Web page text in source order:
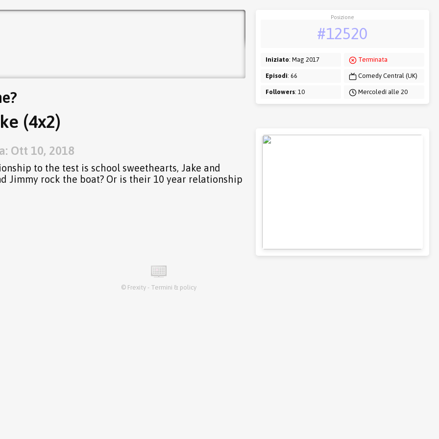
(4x2)
Ott 10, 2018
to the test is school sweethearts, Jake and
Jimmy rock the boat? Or is their 10 year relationship
Posizione
#12520
Iniziato: Mag 2017
Episodi: 66
Followers: 10
Terminata
Comedy Central (UK)
Mercoledì alle 20
© Frexity - Termini & policy